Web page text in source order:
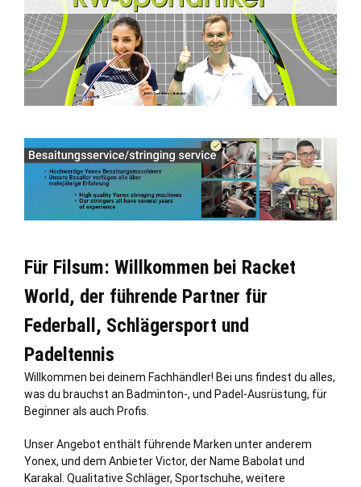
Für Filsum: Willkommen bei Racket
World, der führende Partner für
Federball, Schlägersport und
Padeltennis
Willkommen bei deinem Fachhändler! Bei uns findest du alles,
was du brauchst an Badminton-, und Padel-Ausrüstung, für
Beginner als auch Profis.
Unser Angebot enthält führende Marken unter anderem
Yonex, und dem Anbieter Victor, der Name Babolat und
Karakal. Qualitative Schläger, Sportschuhe, weitere